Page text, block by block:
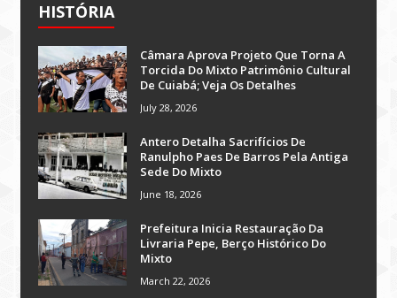
HISTÓRIA
Câmara Aprova Projeto Que Torna A
Torcida Do Mixto Patrimônio Cultural
De Cuiabá; Veja Os Detalhes
July 28, 2026
Antero Detalha Sacrifícios De
Ranulpho Paes De Barros Pela Antiga
Sede Do Mixto
June 18, 2026
Prefeitura Inicia Restauração Da
Livraria Pepe, Berço Histórico Do
Mixto
March 22, 2026